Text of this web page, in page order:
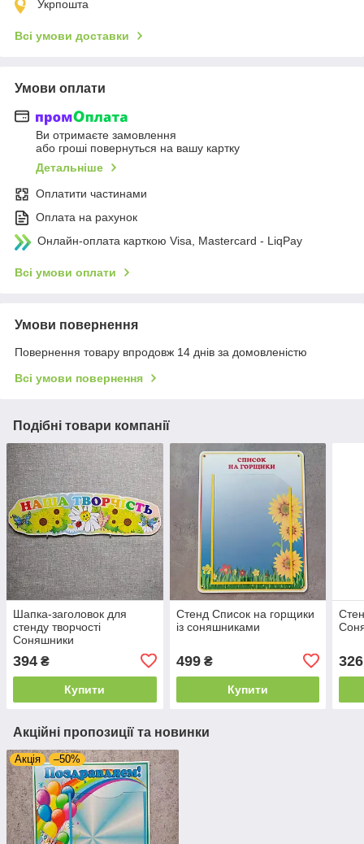
Укрпошта
Всі умови доставки
Умови оплати
Ви отримаєте замовлення
або гроші повернуться на вашу картку
Детальніше
Оплатити частинами
Оплата на рахунок
Онлайн-оплата карткою Visa, Mastercard - LiqPay
Всі умови оплати
Умови повернення
Повернення товару впродовж 14 днів за домовленістю
Всі умови повернення
Подібні товари компанії
Шапка-заголовок для
стенду творчості
Соняшники
394 ₴
Купити
Стенд Список на горщики
із соняшниками
499₴
Купити
326
Акційні пропозиції та новинки
Акція –50%